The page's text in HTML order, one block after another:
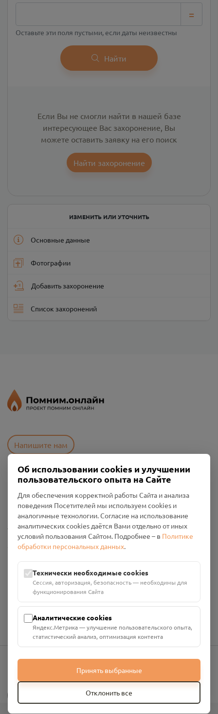
=
Оставьте эти поля пустыми, если даты неизвестны
Найти
Если Вы не смогли найти в нашей базе
интересующее Вас захоронение, Вы
можете оставить заявку на его поиск
Найти захоронение
ИЗМЕНИТЬ ИЛИ УТОЧНИТЬ
Основные данные
Фотографии
Добавить захоронение
Список захоронений
Напишите нам
Пользовательское соглашение
Политика конфиденциальности
Промо-материалы
Настройки cookies
Общество с ограниченной ответственностью «Смоленский
ИНН: 6700029207 ОГРН: 1256700001986
Юридический адрес: 216790, Смоленская область, р-н
Руднянский, г. Рудня, улица Западная, д. 26А, пом. 18
Номер счёта: 40702810901130004287 в АО "АЛЬФА-БАНК"
Кор. счёт: 30101810200000000593
info@pomnim.online
Об использовании cookies и улучшении
пользовательского опыта на Сайте
Для обеспечения корректной работы Сайта и анализа
поведения Посетителей мы используем cookies и
аналогичные технологии. Согласие на использование
аналитических cookies даётся Вами отдельно от иных
условий пользования Сайтом. Подробнее – в Политике
обработки персональных данных.
Технически необходимые cookies
Сессия, авторизация, безопасность — необходимы для
функционирования Сайта
Аналитические cookies
Яндекс.Метрика — улучшение пользовательского опыта,
статистический анализ, оптимизация контента
Принять выбранные
Отклонить все